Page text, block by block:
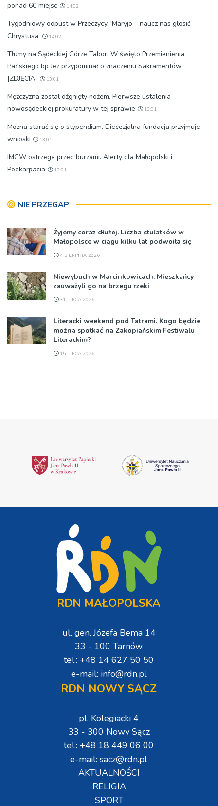
ponad 60 miejsc
14:02
Tygodniowy odpust w Przeczycy. 'Maryjo – naucz nas głosić
Chrystusa’
14:02
Tłumy na Sądeckiej Górze Tabor. W święto Przemienienia
Pańskiego bp Jeż przypominał o znaczeniu Sakramentów
[ZDJĘCIA]
13:01
Mężczyzna został dźgnięty nożem. Pierwsze ustalenia
nowosądeckiej prokuratury w tej sprawie
13:01
Można starać się o stypendium. Diecezjalna fundacja przyjmuje
wnioski
13:01
IMGW ostrzega przed burzami. Alerty dla Małopolski i
Podkarpacia
13:01
NIE PRZEGAP
Żyjemy coraz dłużej. Liczba stulatków w
Małopolsce w ciągu kilku lat podwoiła się
4 SIERPNIA 2026
Niewybuch w Marcinkowicach. Mieszkańcy
zauważyli go na brzegu rzeki
31 LIPCA 2026
Literacki weekend pod Tatrami. Kogo będzie
można spotkać na Zakopiańskim Festiwalu
Literackim?
15 LIPCA 2026
RDN MAŁOPOLSKA
ul. gen. Józefa Bema 14
33 - 100 Tarnów
tel.: +48 14 627 50 50
e-mail: info@rdn.pl
RDN NOWY SĄCZ
pl. Kolegiacki 4
33 - 300 Nowy Sącz
tel.: +48 18 449 06 00
e-mail: sacz@rdn.pl
AKTUALNOŚCI
RELIGIA
SPORT